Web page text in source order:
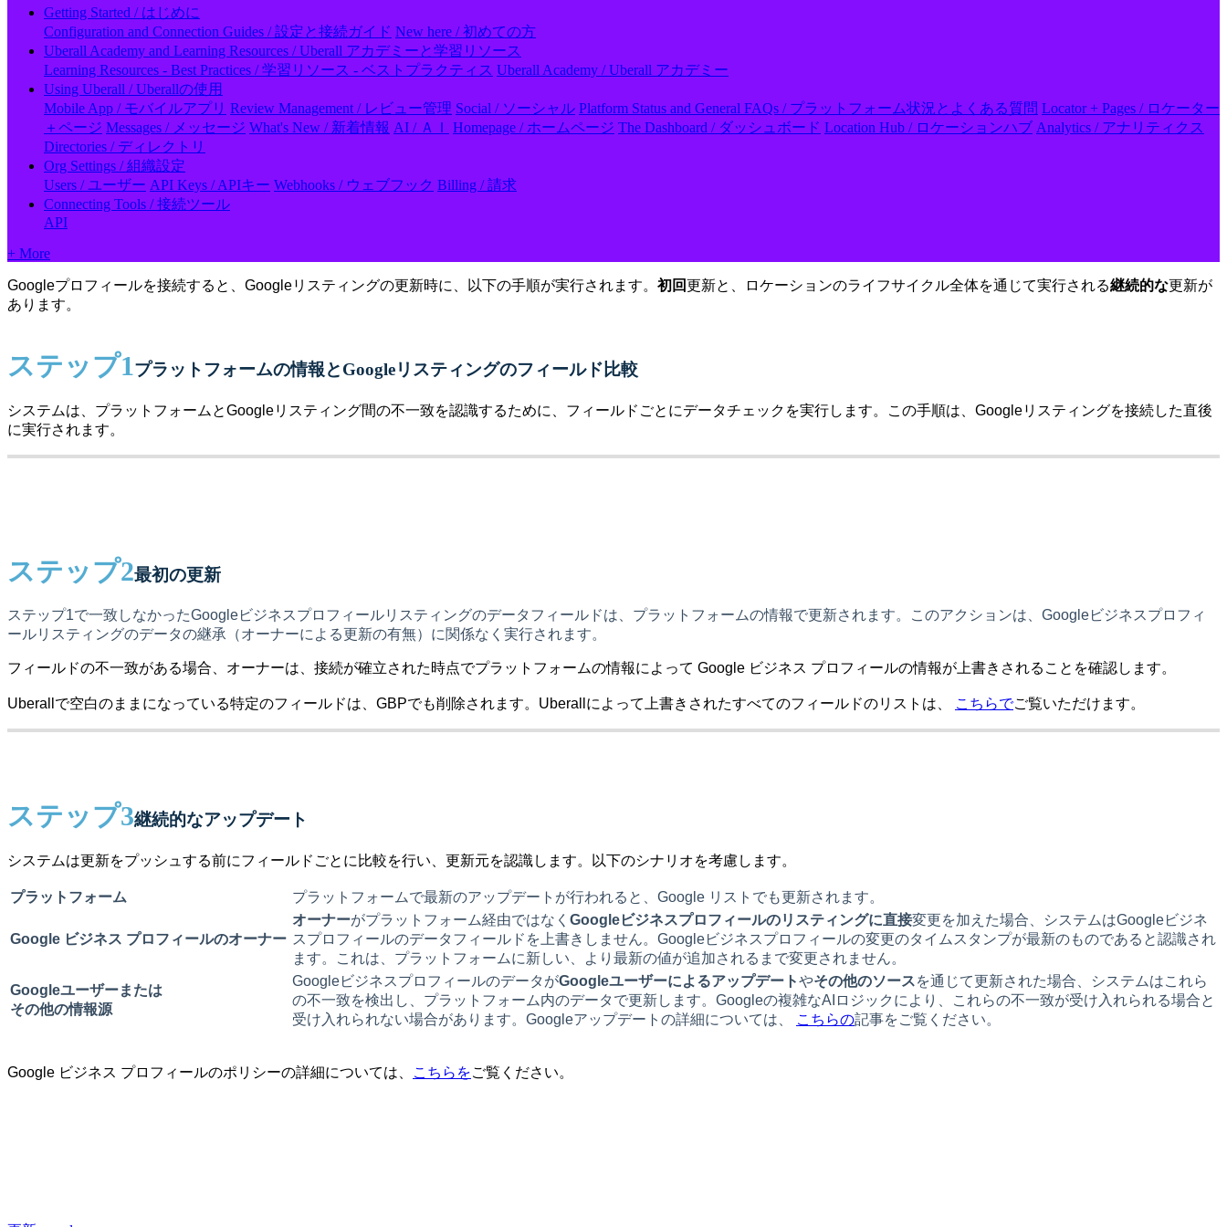
Getting Started / はじめに
Configuration and Connection Guides / 設定と接続ガイド New here / 初めての方
Uberall Academy and Learning Resources / Uberall アカデミーと学習リソース
Learning Resources - Best Practices / 学習リソース - ベストプラクティス Uberall Academy / Uberall アカデミー
Using Uberall / Uberallの使用
Mobile App / モバイルアプリ Review Management / レビュー管理 Social / ソーシャル Platform Status and General FAQs / プラットフォーム状況とよくある質問 Locator + Pages / ロケーター
＋ページ Messages / メッセージ What's New / 新着情報 AI / ＡＩ Homepage / ホームページ The Dashboard / ダッシュボード Location Hub / ロケーションハブ Analytics / アナリティクス
Directories / ディレクトリ
Org Settings / 組織設定
Users / ユーザー API Keys / APIキー Webhooks / ウェブフック Billing / 請求
Connecting Tools / 接続ツール
API
+ More
Googleプロフィールを接続すると、Googleリスティングの更新時に、以下の手順が実行されます。 初回更新と、ロケーションのライフサイクル全体を通じて実行される継続的な更新が
あります。
ステップ1プラットフォームの情報とGoogleリスティングのフィールド比較
システムは、プラットフォームとGoogleリスティング間の不一致を認識するために、フィールドごとにデータチェックを実行します。この手順は、Googleリスティングを接続した直後
に実行されます。
ステップ2最初の更新
ステップ1で一致しなかったGoogleビジネスプロフィールリスティングのデータフィールドは、プラットフォームの情報で更新されます。このアクションは、Googleビジネスプロフィ
ールリスティングのデータの継承（オーナーによる更新の有無）に関係なく実行されます。
フィールドの不一致がある場合、オーナーは、接続が確立された時点でプラットフォームの情報によって Google ビジネス プロフィールの情報が上書きされることを確認します。
Uberallで空白のままになっている特定のフィールドは、GBPでも削除されます。Uberallによって上書きされたすべてのフィールドのリストは、 こちらでご覧いただけます。
ステップ3継続的なアップデート
システムは更新をプッシュする前にフィールドごとに比較を行い、更新元を認識します。以下のシナリオを考慮します。
プラットフォーム プラットフォームで最新のアップデートが行われると、Google リストでも更新されます。
Google ビジネス プロフィールのオーナー
オーナーがプラットフォーム経由ではなく Googleビジネスプロフィールのリスティングに直接変更を加えた場合、システムはGoogleビジネ
スプロフィールのデータフィールドを上書きしません。Googleビジネスプロフィールの変更のタイムスタンプが最新のものであると認識され
ます。これは、プラットフォームに新しい、より最新の値が追加されるまで変更されません。
Googleユーザーまたは
その他の情報源
GoogleビジネスプロフィールのデータがGoogleユーザーによるアップデートやその他のソースを通じて更新された場合、システムはこれら
の不一致を検出し、プラットフォーム内のデータで更新します。Googleの複雑なAIロジックにより、これらの不一致が受け入れられる場合と
受け入れられない場合があります。Googleアップデートの詳細については、
こちらの記事をご覧ください。
Google ビジネス プロフィールのポリシーの詳細については、 こちらをご覧ください。